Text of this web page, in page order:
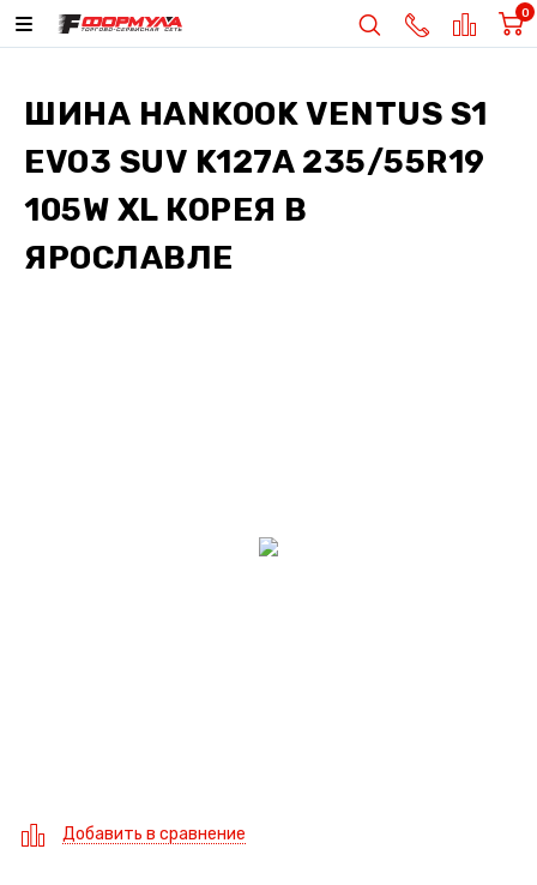
0
ШИНА HANKOOK VENTUS S1
EVO3 SUV K127A 235/55R19
105W XL КОРЕЯ В
ЯРОСЛАВЛЕ
Добавить в сравнение